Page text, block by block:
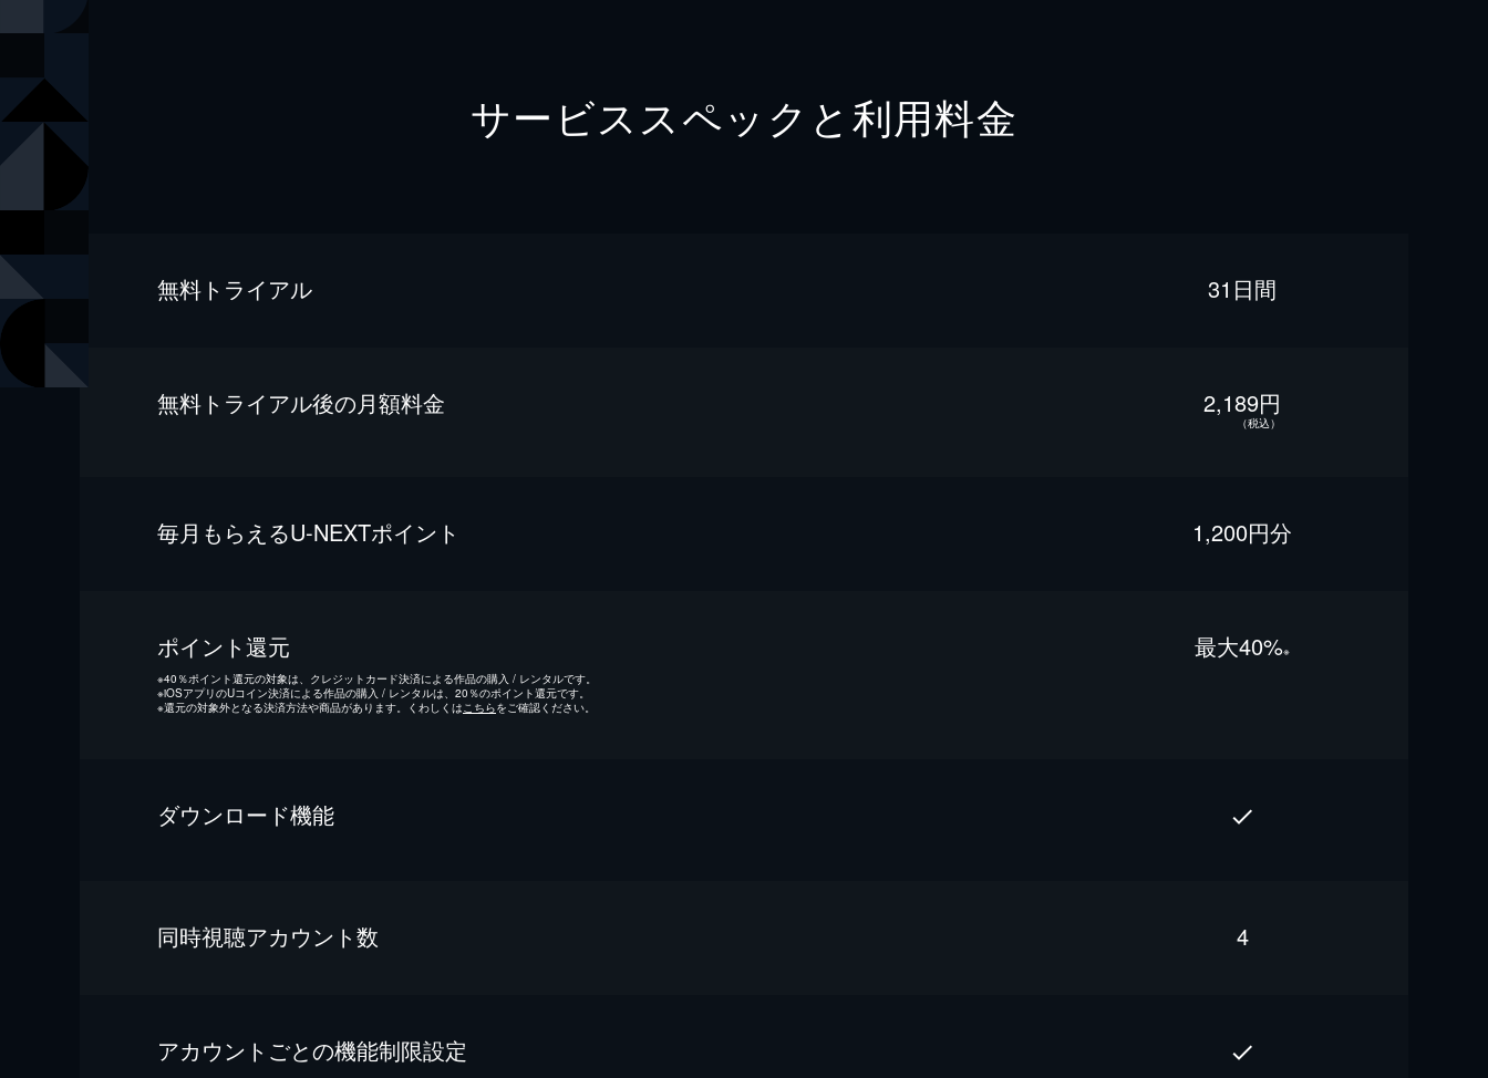
サービススペックと利用料金
無料トライアル 31日間
無料トライアル後の⽉額料金 2,189円
（税込）
毎⽉もらえるU-NEXTポイント 1,200円分
ポイント還元 最⼤40%※
※40％ポイント還元の対象は、クレジットカード決済による作品の購入 / レンタルです。
※iOSアプリのUコイン決済による作品の購入 / レンタルは、20％のポイント還元です。
※還元の対象外となる決済方法や商品があります。くわしくはこちらをご確認ください。
ダウンロード機能
同時視聴アカウント数 4
アカウントごとの機能制限設定